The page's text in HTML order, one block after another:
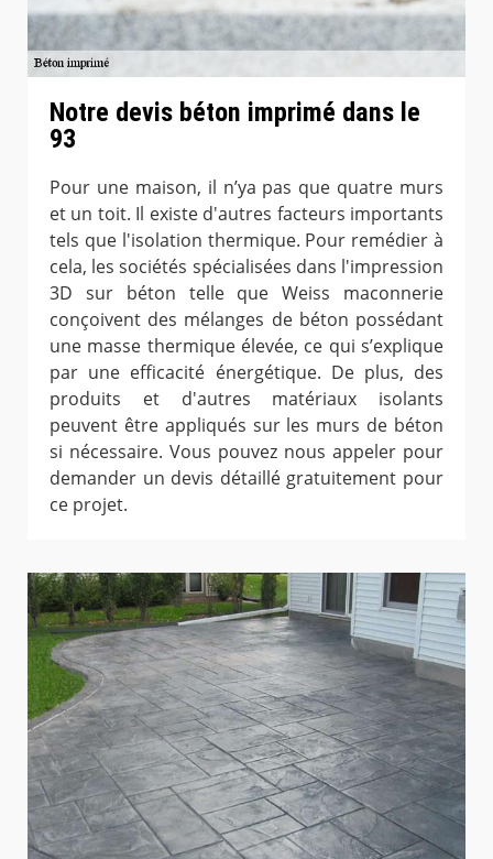
Notre devis béton imprimé dans le
93
Pour une maison, il n’ya pas que quatre murs
et un toit. Il existe d'autres facteurs importants
tels que l'isolation thermique. Pour remédier à
cela, les sociétés spécialisées dans l'impression
3D sur béton telle que Weiss maconnerie
conçoivent des mélanges de béton possédant
une masse thermique élevée, ce qui s’explique
par une efficacité énergétique. De plus, des
produits et d'autres matériaux isolants
peuvent être appliqués sur les murs de béton
si nécessaire. Vous pouvez nous appeler pour
demander un devis détaillé gratuitement pour
ce projet.